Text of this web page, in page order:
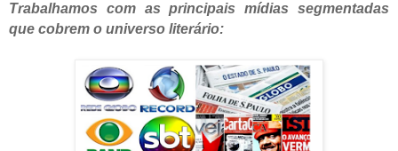
Trabalhamos com as principais mídias segmentadas
que cobrem o universo literário: